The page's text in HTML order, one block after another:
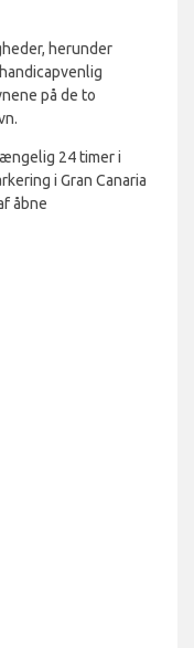
herunder
på de to
24 timer i
i Gran Canaria
åbne